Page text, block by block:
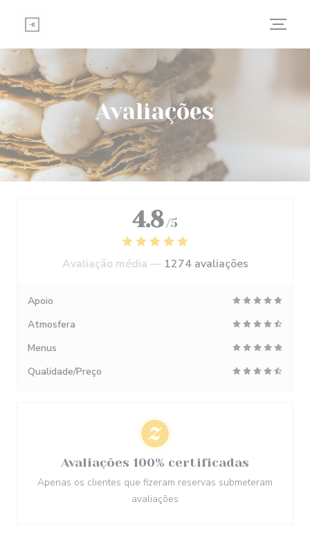
Avaliações
4.8 /5
Avaliação média — 1274 avaliações
Apoio
Atmosfera
Menus
Qualidade/Preço
Avaliações 100% certificadas
Apenas os clientes que fizeram reservas submeteram
avaliações